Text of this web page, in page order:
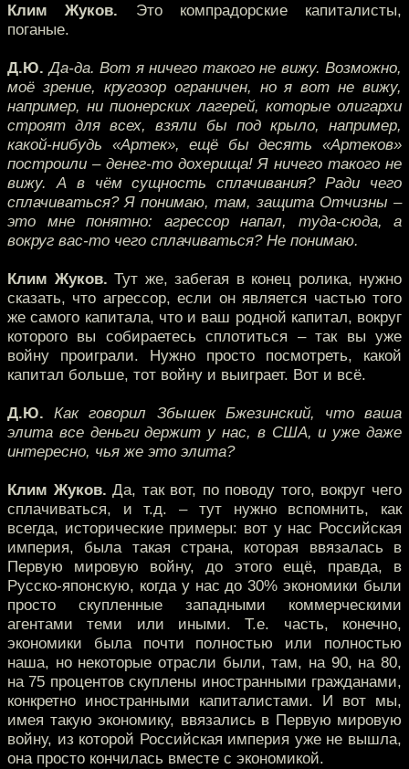
Клим Жуков. Это компрадорские капиталисты,
поганые.
Д.Ю. Да-да. Вот я ничего такого не вижу. Возможно,
моё зрение, кругозор ограничен, но я вот не вижу,
например, ни пионерских лагерей, которые олигархи
строят для всех, взяли бы под крыло, например,
какой-нибудь «Артек», ещё бы десять «Артеков»
построили – денег-то дохерища! Я ничего такого не
вижу. А в чём сущность сплачивания? Ради чего
сплачиваться? Я понимаю, там, защита Отчизны –
это мне понятно: агрессор напал, туда-сюда, а
вокруг вас-то чего сплачиваться? Не понимаю.
Клим Жуков. Тут же, забегая в конец ролика, нужно
сказать, что агрессор, если он является частью того
же самого капитала, что и ваш родной капитал, вокруг
которого вы собираетесь сплотиться – так вы уже
войну проиграли. Нужно просто посмотреть, какой
капитал больше, тот войну и выиграет. Вот и всё.
Д.Ю. Как говорил Збышек Бжезинский, что ваша
элита все деньги держит у нас, в США, и уже даже
интересно, чья же это элита?
Клим Жуков. Да, так вот, по поводу того, вокруг чего
сплачиваться, и т.д. – тут нужно вспомнить, как
всегда, исторические примеры: вот у нас Российская
империя, была такая страна, которая ввязалась в
Первую мировую войну, до этого ещё, правда, в
Русско-японскую, когда у нас до 30% экономики были
просто скупленные западными коммерческими
агентами теми или иными. Т.е. часть, конечно,
экономики была почти полностью или полностью
наша, но некоторые отрасли были, там, на 90, на 80,
на 75 процентов скуплены иностранными гражданами,
конкретно иностранными капиталистами. И вот мы,
имея такую экономику, ввязались в Первую мировую
войну, из которой Российская империя уже не вышла,
она просто кончилась вместе с экономикой.